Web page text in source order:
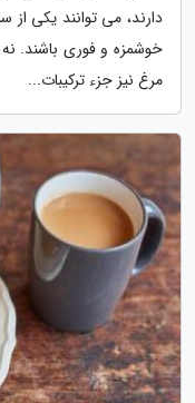
دارند، می توانند یکی از
خوشمزه و فوری باشند. نه
مرغ نیز جزء ترکیبات...